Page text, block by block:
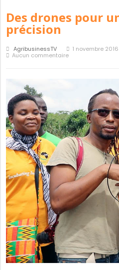
Des drones pour
précision
AgribusinessTV 1 novembre 2016
Aucun commentaire